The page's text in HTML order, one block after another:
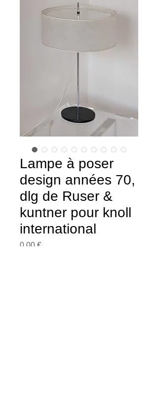
Lampe à poser
design années 70,
dlg de Ruser &
kuntner pour knoll
international
0,00 €Prix